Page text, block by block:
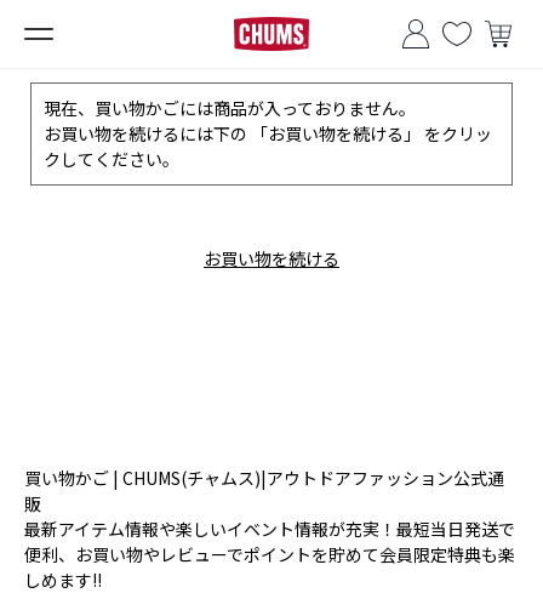
■夏季休業のお知らせ■
現在、買い物かごには商品が入っておりません。
お買い物を続けるには下の 「お買い物を続ける」 をクリッ
クしてください。
お買い物を続ける
買い物かご | CHUMS(チャムス)|アウトドアファッション公式通
販
最新アイテム情報や楽しいイベント情報が充実！最短当日発送で
便利、お買い物やレビューでポイントを貯めて会員限定特典も楽
しめます!!